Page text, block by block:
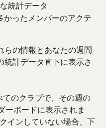
統計データ
ったメンバーのアクテ
らの情報とあなたの週間
統計データ直下に表示さ
のクラブで、その週の
ーボードに表示されま
インしていない場合、下